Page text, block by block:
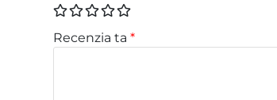
Recenzia ta *